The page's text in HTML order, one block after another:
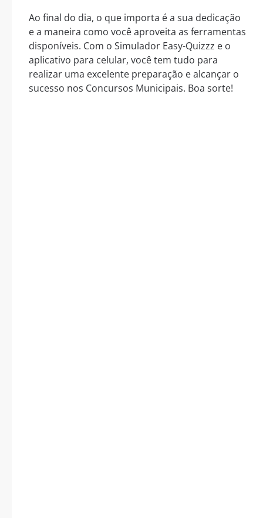
Ao final do dia, o que importa é a sua dedicação
e a maneira como você aproveita as ferramentas
disponíveis. Com o Simulador Easy-Quizzz e o
aplicativo para celular, você tem tudo para
realizar uma excelente preparação e alcançar o
sucesso nos Concursos Municipais. Boa sorte!